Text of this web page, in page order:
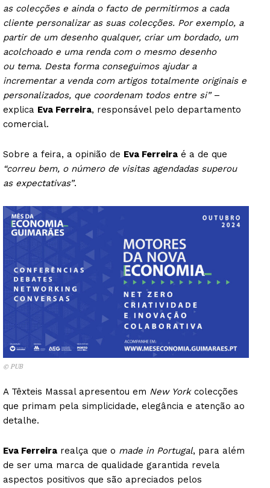
as colecções e ainda o facto de permitirmos a cada
cliente personalizar as suas colecções. Por exemplo, a
partir de um desenho qualquer, criar um bordado, um
acolchoado e uma renda com o mesmo desenho
ou tema. Desta forma conseguimos ajudar a
incrementar a venda com artigos totalmente originais e
personalizados, que coordenam todos entre si”–
explica Eva Ferreira, responsável pelo departamento
comercial.
Sobre a feira, a opinião de Eva Ferreira é a de que
“correu bem, o número de visitas agendadas superou
as expectativas”.
© PUB
A Têxteis Massal apresentou em New Yorkcolecções
que primam pela simplicidade, elegância e atenção ao
detalhe.
Eva Ferreira realça que o made in Portugal, para além
de ser uma marca de qualidade garantida revela
aspectos positivos que são apreciados pelos